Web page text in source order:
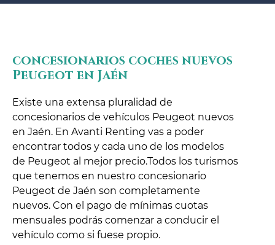
concesionarios coches nuevos
Peugeot en Jaén
Existe una extensa pluralidad de
concesionarios de vehículos Peugeot nuevos
en Jaén. En Avanti Renting vas a poder
encontrar todos y cada uno de los modelos
de Peugeot al mejor precio.Todos los turismos
que tenemos en nuestro concesionario
Peugeot de Jaén son completamente
nuevos. Con el pago de mínimas cuotas
mensuales podrás comenzar a conducir el
vehículo como si fuese propio.